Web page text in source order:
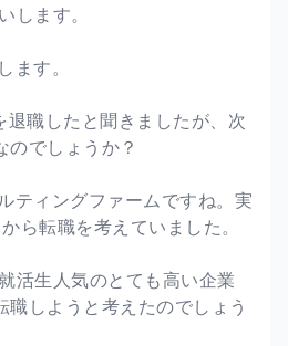
します。
ます。
職したと聞きましたが、次
のでしょうか？
ティングファームですね。実
ら転職を考えていました。
活生人気のとても高い企業
職しようと考えたのでしょう